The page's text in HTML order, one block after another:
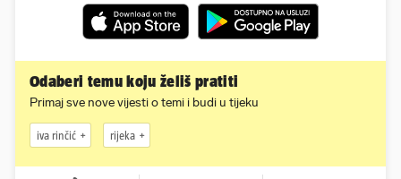
Odaberi temu koju želiš pratiti
Primaj sve nove vijesti o temi i budi u tijeku
iva rinčić rijeka